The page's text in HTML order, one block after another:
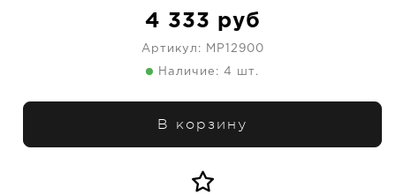
4 333 руб
Артикул: MP12900
Наличие: 4 шт.
В корзину